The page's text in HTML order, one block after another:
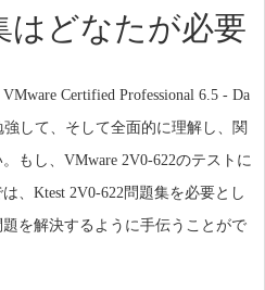
はどなたが必要
Certified Professional 6.5 - Da
強して、そして全面的に理解し、関
もし、VMware 2V0-622のテストに
、Ktest 2V0-622問題集を必要とし
を解決するように手伝うことがで